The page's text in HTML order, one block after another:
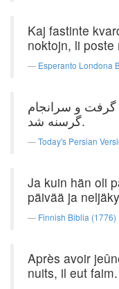
Kaj fastinte
noktojn, li poste
Esperanto Londona
و سرانجام
گرسنه شد.
Today's Persian
Ja kuin hän oli
päivää ja
Finnish Biblia (1776)
Après avoir
nuits, il eut faim.